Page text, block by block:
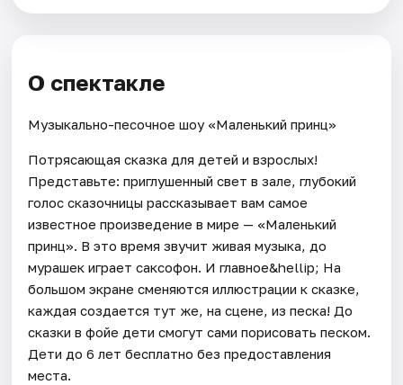
О спектакле
Музыкально-песочное шоу «Маленький принц»
Потрясающая сказка для детей и взрослых!
Представьте: приглушенный свет в зале, глубокий
голос сказочницы рассказывает вам самое
известное произведение в мире — «Маленький
принц». В это время звучит живая музыка, до
мурашек играет саксофон. И главное&hellip; На
большом экране сменяются иллюстрации к сказке,
каждая создается тут же, на сцене, из песка! До
сказки в фойе дети смогут сами порисовать песком.
Дети до 6 лет бесплатно без предоставления
места.